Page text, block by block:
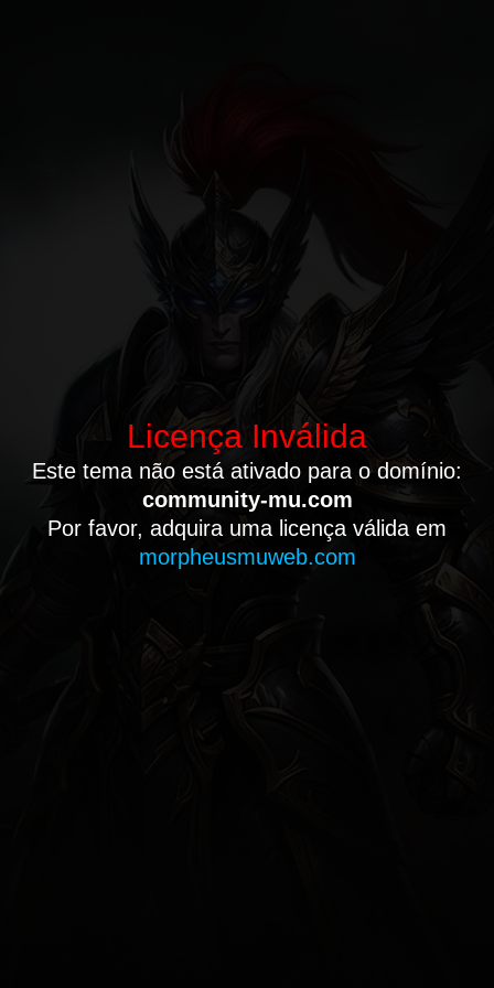
Licença Inválida
Este tema não está ativado para o domínio:
community-mu.com
Por favor, adquira uma licença válida em
morpheusmuweb.com